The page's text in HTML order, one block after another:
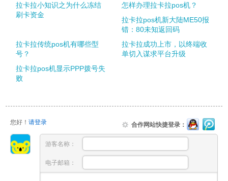
拉卡拉小知识之为什么冻结
刷卡资金
怎样办理拉卡拉pos机？
拉卡拉pos机新大陆ME50报
错：80未知返回码
拉卡拉传统pos机有哪些型
号？
拉卡拉成功上市，以终端收
单切入谋求平台升级
拉卡拉pos机显示PPP拨号失
败
您好！ 请登录 合作网站快捷登录：
游客名称：
电子邮箱：